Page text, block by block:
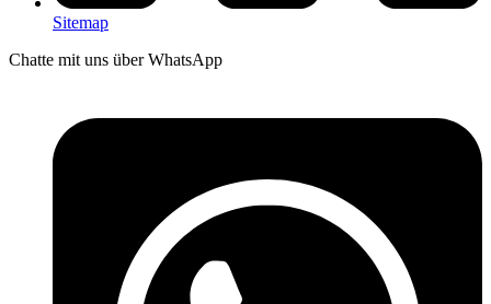
Sitemap
Chatte mit uns über WhatsApp